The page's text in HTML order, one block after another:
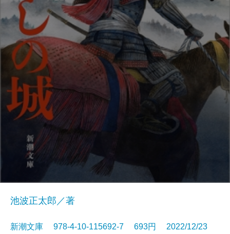
池波正太郎／著
新潮文庫 978-4-10-115692-7 693円 2022/12/23